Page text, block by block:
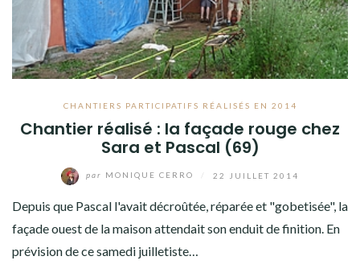
CHANTIERS PARTICIPATIFS RÉALISÉS EN 2014
Chantier réalisé : la façade rouge chez
Sara et Pascal (69)
par MONIQUE CERRO 22 JUILLET 2014
Depuis que Pascal l'avait décroûtée, réparée et "gobetisée", la
façade ouest de la maison attendait son enduit de finition. En
prévision de ce samedi juilletiste…